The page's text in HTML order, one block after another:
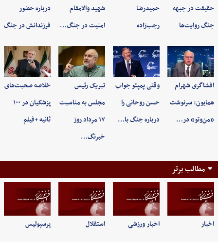
حقیقت در جبهه
جنگ روایت‌ها
حمیدرضا
رجب‌زاده
شهید والامقام
امنیت در جنگ…
درباره حضور
فرزندانش در جنگ
افشاگری شهرام
همایون: سرنوشت
«من‌وتو» در…
وقتی پمپئو جواب
حسن روحانی را
درباره جنگ با…
تبریک رئیس
مجلس به مناسبت
۱۷ مرداد روز
خبرنگ…
خلاصه صحبت‌های
پزشکیان در ۱۰۰
ثانیه +فیلم
مطالب برتر
اخبار اخبار ورزشی استقلال پرسپولیس